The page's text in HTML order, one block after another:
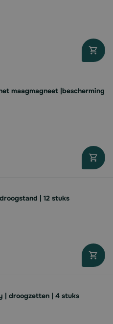
maagmagneet |bescherming
| 12 stuks
| droogzetten | 4 stuks